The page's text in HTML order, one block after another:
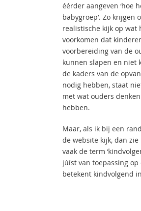
éérder aangeven ‘hoe
babygroep’. Zo krijgen
realistische kijk op wat
voorkomen dat
voorbereiding van de
kunnen slapen en niet
de kaders van de
nodig hebben, staat
met wat ouders
hebben.
Maar, als ik bij een
de website kijk, dan
vaak de term
júíst van toepassing
betekent kindvolgend